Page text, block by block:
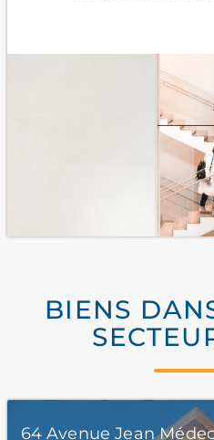
BIENS
64 Avenue Jean